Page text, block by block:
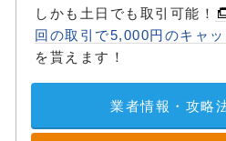
しかも土日でも取引可能！
回の取引で5,000円のキャ
を貰えます！
業者情報・攻略